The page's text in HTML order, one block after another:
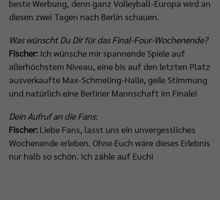
beste Werbung, denn ganz Volleyball-Europa wird an
diesen zwei Tagen nach Berlin schauen.
Was wünscht Du Dir für das Final-Four-Wochenende?
Fischer: Ich wünsche mir spannende Spiele auf
allerhöchstem Niveau, eine bis auf den letzten Platz
ausverkaufte Max-Schmeling-Halle, geile Stimmung
und natürlich eine Berliner Mannschaft im Finale!
Dein Aufruf an die Fans:
Fischer: Liebe Fans, lasst uns ein unvergessliches
Wochenende erleben. Ohne Euch wäre dieses Erlebnis
nur halb so schön. Ich zähle auf Euch!